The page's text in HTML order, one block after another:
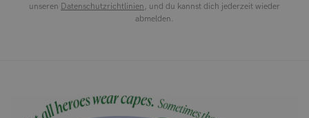
unseren Datenschutzrichtlinien , und du kannst dich jederzeit wieder
abmelden.